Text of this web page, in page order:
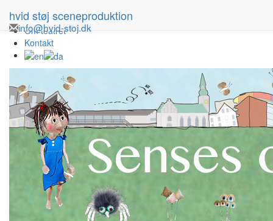
Turné
Om teatret
Kontakt
hvid støj sceneproduktion
info@hvid-stoj.dk